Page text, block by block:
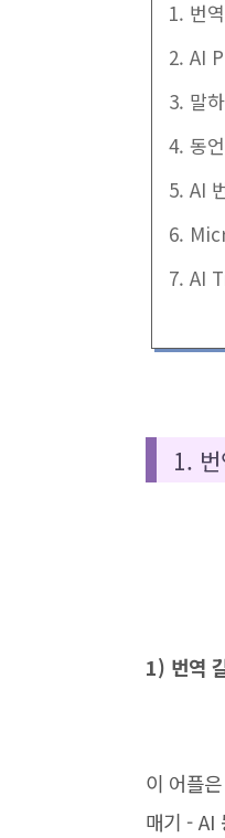
1. 번
2. AI
3. 말
4. 동
5. AI
6.
7. AI
1.
1) 번역
이 어플
매기 - AI